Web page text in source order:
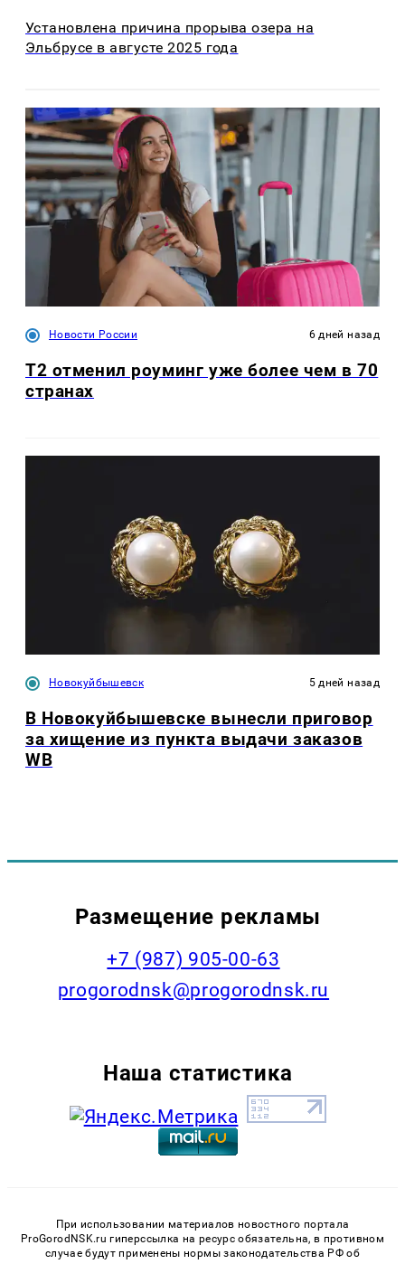
Установлена причина прорыва озера на
Эльбрусе в августе 2025 года
Новости России 6 дней назад
Т2 отменил роуминг уже более чем в 70
странах
Новокуйбышевск 5 дней назад
В Новокуйбышевске вынесли приговор
за хищение из пункта выдачи заказов
WB
Размещение рекламы
+7 (987) 905-00-63
progorodnsk@progorodnsk.ru
Наша статистика
При использовании материалов новостного портала
ProGorodNSK.ru гиперссылка на ресурс обязательна, в противном
случае будут применены нормы законодательства РФ об